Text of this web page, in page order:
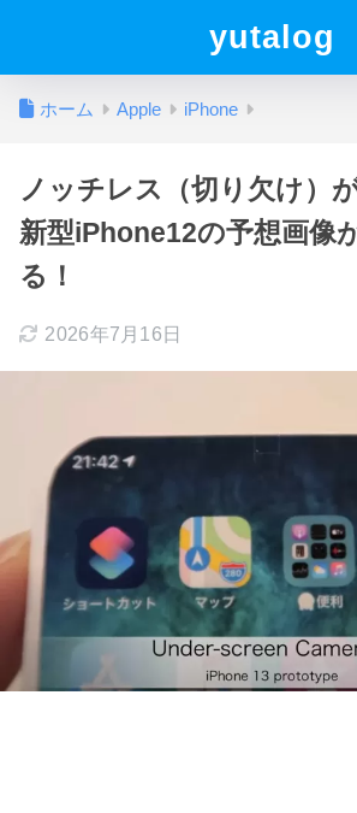
yutalog
ホーム Apple iPhone
ノッチレス（切り欠け）
新型iPhone12の予想画像
る！
2026年7月16日